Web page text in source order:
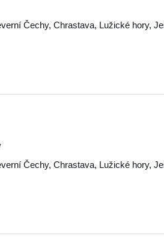
Čechy,Chrastava, Lužické hory,
Čechy,Chrastava, Lužické hory,